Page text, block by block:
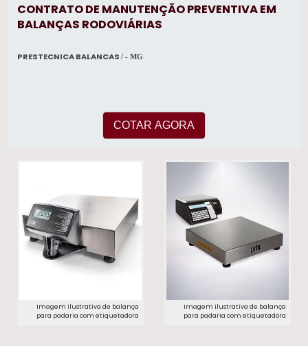
CONTRATO DE MANUTENÇÃO PREVENTIVA EM
BALANÇAS RODOVIÁRIAS
PRESTECNICA BALANCAS / - MG
COTAR AGORA
Imagem ilustrativa de balança
para padaria com etiquetadora​
Imagem ilustrativa de balança
para padaria com etiquetadora​